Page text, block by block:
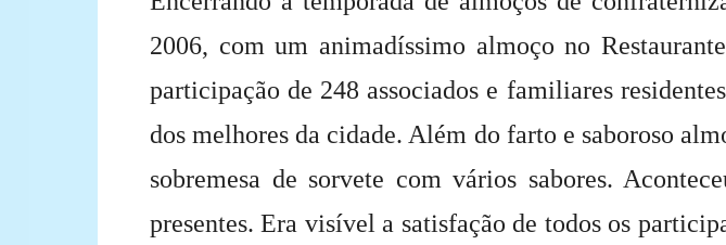
2006, com um animadíssimo almoço no
participação de 248 associados e familiares
dos melhores da cidade. Além do farto e saboroso
sobremesa de sorvete com vários sabores.
presentes. Era visível a satisfação de todos os